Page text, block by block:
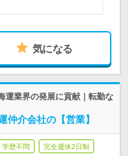
気になる
運業界の発展に貢献｜転勤な
仲介会社の【営業】
学歴不問 完全週休2日制